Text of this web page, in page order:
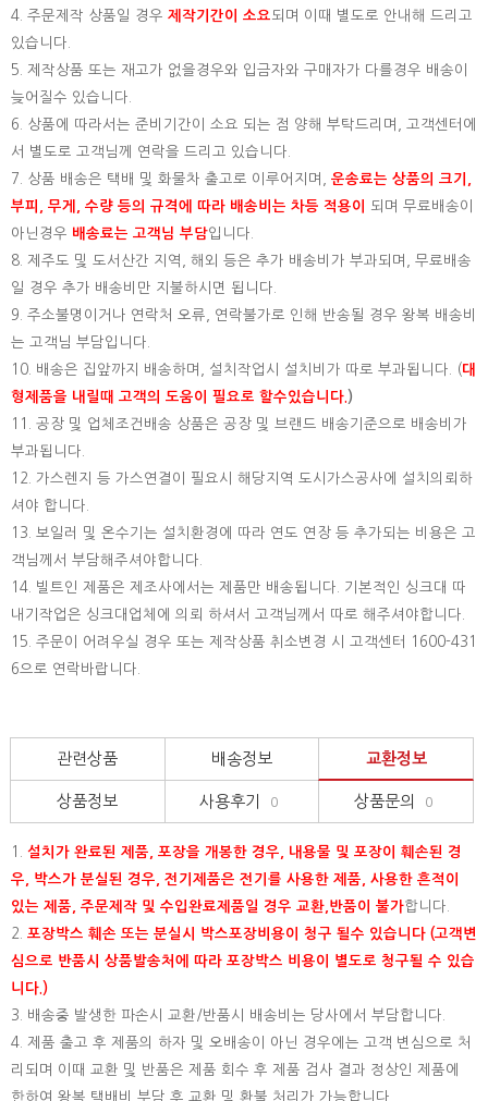
4. 주문제작 상품일 경우 제작기간이 소요되며 이때 별도로 안내해 드리고
있습니다.
5. 제작상품 또는 재고가 없을경우와 입금자와 구매자가 다를경우 배송이
늦어질수 있습니다.
6. 상품에 따라서는 준비기간이 소요 되는 점 양해 부탁드리며, 고객센터에
서 별도로 고객님께 연락을 드리고 있습니다.
7. 상품 배송은 택배 및 화물차 출고로 이루어지며, 운송료는 상품의 크기,
부피, 무게, 수량 등의 규격에 따라 배송비는 차등 적용이
되며 무료배송이
아닌경우 배송료는 고객님 부담입니다.
8. 제주도 및 도서산간 지역, 해외 등은 추가 배송비가 부과되며, 무료배송
일 경우 추가 배송비만 지불하시면 됩니다.
9. 주소불명이거나 연락처 오류, 연락불가로 인해 반송될 경우 왕복 배송비
는 고객님 부담입니다.
10. 배송은 집앞까지 배송하며, 설치작업시 설치비가 따로 부과됩니다. (대
형제품을 내릴때 고객의 도움이 필요로 할수있습니다. )
11. 공장 및 업체조건배송 상품은 공장 및 브랜드 배송기준으로 배송비가
부과됩니다.
12. 가스렌지 등 가스연결이 필요시 해당지역 도시가스공사에 설치의뢰하
셔야 합니다.
13. 보일러 및 온수기는 설치환경에 따라 연도 연장 등 추가되는 비용은 고
객님께서 부담해주셔야합니다.
14. 빌트인 제품은 제조사에서는 제품만 배송됩니다. 기본적인 싱크대 따
내기작업은 싱크대업체에 의뢰 하셔서 고객님께서 따로 해주셔야합니다.
15. 주문이 어려우실 경우 또는 제작상품 취소변경 시 고객센터 1600-431
6으로 연락바랍니다.
관련상품 배송정보 교환정보
상품정보 사용후기 0 상품문의 0
1. 설치가 완료된 제품, 포장을 개봉한 경우, 내용물 및 포장이 훼손된 경
우, 박스가 분실된 경우, 전기제품은 전기를 사용한 제품, 사용한 흔적이
있는 제품, 주문제작 및 수입완료제품일 경우 교환,반품이 불가합니다.
2. 포장박스 훼손 또는 분실시 박스포장비용이 청구 될수 있습니다 (고객변
심으로 반품시 상품발송처에 따라 포장박스 비용이 별도로 청구될 수 있습
니다.)
3. 배송중 발생한 파손시 교환/반품시 배송비는 당사에서 부담합니다.
4. 제품 출고 후 제품의 하자 및 오배송이 아닌 경우에는 고객 변심으로 처
리되며 이때 교환 및 반품은 제품 회수 후 제품 검사 결과 정상인 제품에
한하여 왕복 택배비 부담 후 교환 및 환불 처리가 가능합니다.